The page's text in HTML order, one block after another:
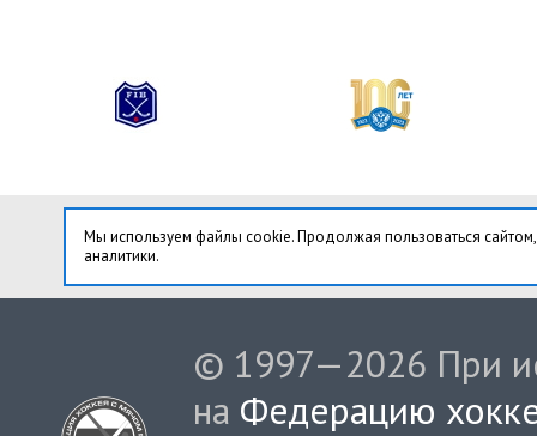
Мы используем файлы cookie. Продолжая пользоваться
аналитики.
© 1997—2026 При
на Федерацию